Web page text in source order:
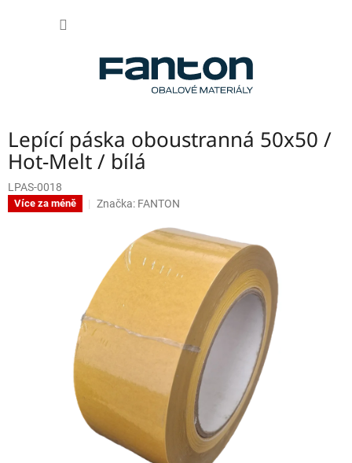
Lepící páska oboustranná 50x50 /
Hot-Melt / bílá
LPAS-0018
Více za méně Značka: FANTON